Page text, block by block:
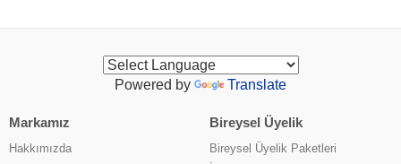
Powered by Translate
Markamız
Hakkımızda
Bireysel Üyelik
Bireysel Üyelik Paketleri